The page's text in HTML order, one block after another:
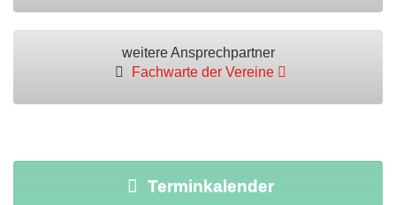
weitere Ansprechpartner
Fachwarte der Vereine
Terminkalender